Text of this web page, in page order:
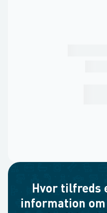
Hvor tilfreds
information